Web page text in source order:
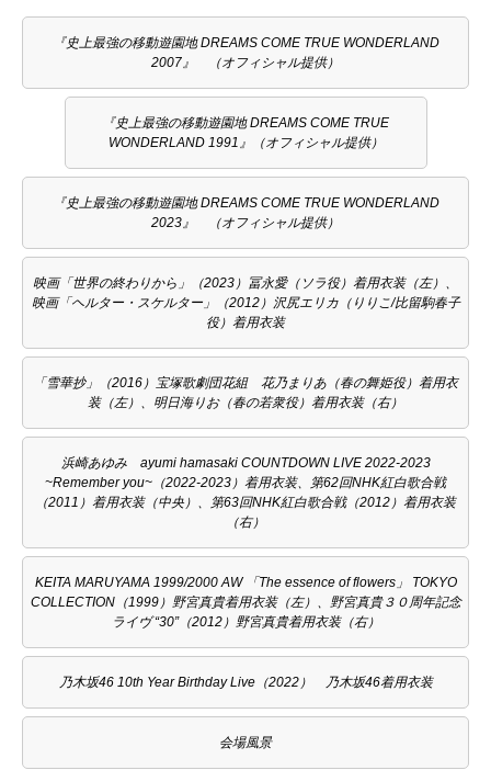
『史上最強の移動遊園地 DREAMS COME TRUE WONDERLAND
2007』 （オフィシャル提供）
『史上最強の移動遊園地 DREAMS COME TRUE
WONDERLAND 1991』（オフィシャル提供）
『史上最強の移動遊園地 DREAMS COME TRUE WONDERLAND
2023』 （オフィシャル提供）
映画「世界の終わりから」（2023）冨永愛（ソラ役）着用衣装（左）、
映画「ヘルター・スケルター」（2012）沢尻エリカ（りりこ/比留駒春子
役）着用衣装
「雪華抄」（2016）宝塚歌劇団花組 花乃まりあ（春の舞姫役）着用衣
装（左）、明日海りお（春の若衆役）着用衣装（右）
浜崎あゆみ ayumi hamasaki COUNTDOWN LIVE 2022-2023
~Remember you~（2022-2023）着用衣装、第62回NHK紅白歌合戦
（2011）着用衣装（中央）、第63回NHK紅白歌合戦（2012）着用衣装
（右）
KEITA MARUYAMA 1999/2000 AW 「The essence of flowers」 TOKYO
COLLECTION（1999）野宮真貴着用衣装（左）、野宮真貴３０周年記念
ライヴ “30”（2012）野宮真貴着用衣装（右）
乃木坂46 10th Year Birthday Live（2022） 乃木坂46着用衣装
会場風景